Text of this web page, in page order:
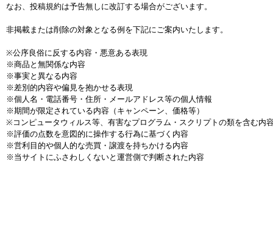
なお、投稿規約は予告無しに改訂する場合がございます。
非掲載または削除の対象となる例を下記にご案内いたします。
※公序良俗に反する内容・悪意ある表現
※商品と無関係な内容
※事実と異なる内容
※差別的内容や偏見を抱かせる表現
※個人名・電話番号・住所・メールアドレス等の個人情報
※期間が限定されている内容（キャンペーン、価格等）
※コンピュータウィルス等、有害なプログラム・スクリプトの類を含む内
※評価の点数を意図的に操作する行為に基づく内容
※営利目的や個人的な売買・譲渡を持ちかける内容
※当サイトにふさわしくないと運営側で判断された内容